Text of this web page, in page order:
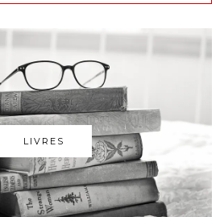
LIVRES